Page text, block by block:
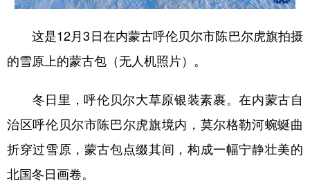
这是12月3日在内蒙古呼伦贝尔市陈巴尔虎旗拍摄
的雪原上的蒙古包（无人机照片）。
冬日里，呼伦贝尔大草原银装素裹。在内蒙古自
治区呼伦贝尔市陈巴尔虎旗境内，莫尔格勒河蜿蜒曲
折穿过雪原，蒙古包点缀其间，构成一幅宁静壮美的
北国冬日画卷。